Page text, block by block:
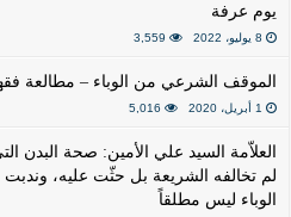
يوم عرفة
8 يوليو، 2022 3,559
الموقف الشرعي من الوباء – مطالعة
1 أبريل، 2020 5,016
العلاّمة السيد علي الأمين: صحة البدن
لم تخالفه الشريعة بل حثّت عليه،
الوباء ليس مطلقاً